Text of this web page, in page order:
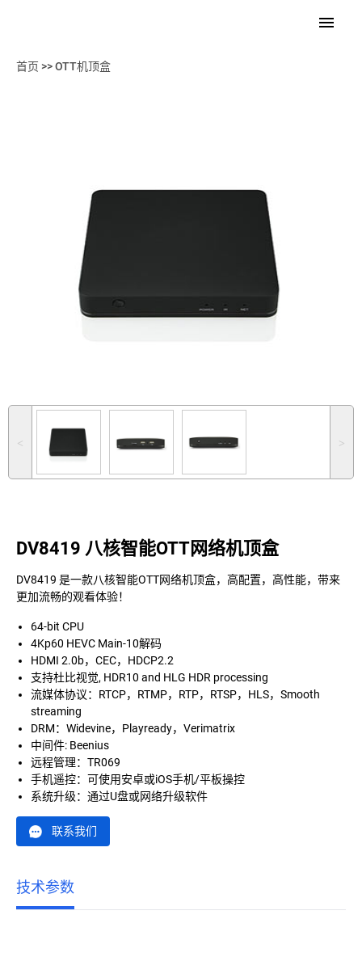
首页 >>OTT机顶盒
˂ ˃
DV8419 八核智能OTT网络机顶盒
DV8419 是一款八核智能OTT网络机顶盒，高配置，高性能，带来
更加流畅的观看体验！
64-bit CPU
4Kp60 HEVC Main-10解码
HDMI 2.0b，CEC，HDCP2.2
支持杜比视觉, HDR10 and HLG HDR processing
流媒体协议：RTCP，RTMP，RTP，RTSP，HLS，Smooth
streaming
DRM：Widevine，Playready，Verimatrix
中间件: Beenius
远程管理：TR069
手机遥控：可使用安卓或iOS手机/平板操控
系统升级：通过U盘或网络升级软件
联系我们
技术参数